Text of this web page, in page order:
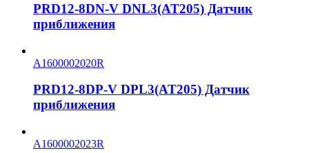
PRD12-8DN-V DNL3(AT205) Датчик
приближения
A1600002020R
PRD12-8DP-V DPL3(AT205) Датчик
приближения
A1600002023R